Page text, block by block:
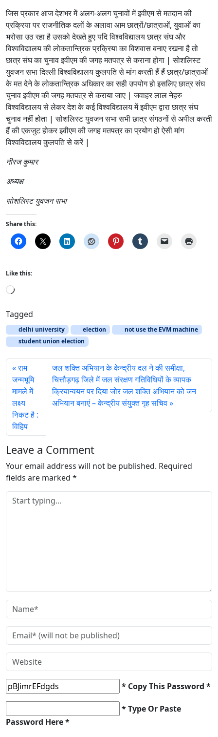
जिस प्रकार आज देशभर में अलग-अलग चुनावों में इवीएम से मतदान की
प्रक्रिया पर राजनीतिक दलों के अलावा आम छात्रों/छात्राओं, युवाओं का
भरोसा उठ रहा है उसको देखते हुए यदि विश्वविद्यालय छात्र संघ और
विश्वविद्यालय की लोकतान्त्रिक प्रक्रिया का विशवास बनाए रखना है तो
छात्र संघ का चुनाव इवीएम की जगह मतपत्र से कराना होगा | सोशलिस्ट
युवजन सभा दिल्ली विश्वविद्यालय कुलपति से मांग करती हैं हैं छात्र/छात्राओं
के मत देने के लोकतान्त्रिक अधिकार का सही उपयोग हो इसलिए छात्र संघ
चुनाव इवीएम की जगह मतपत्र से कराया जाए | जवाहर लाल नेहरु
विश्वविद्यालय से लेकर देश के कई विश्वविद्यालय में इवीएम द्वारा छात्र संघ
चुनाव नहीं होता | सोशलिस्ट युवजन सभा सभी छात्र संगठनों से अपील करती
हैं की एकजुट होकर इवीएम की जगह मतपत्र का प्रयोग हो ऐसी मांग
विश्वविद्यालय कुलपति से करें |
नीरज कुमार
अध्यक्ष
सोशलिस्ट युवजन सभा
Share this:
Like this:
L
a
d
i
n
g
…
Tagged
delhi university election
not use the EVM machine
student union election
राम
जन्मभूमि
मामले में
लक्ष्य
निकट है :
विहिप
जल शक्ति अभियान के केन्द्रीय दल ने की समीक्षा,
चित्तौड़गढ़ जिले में जल संरक्षण गतिविधियों के व्यापक
क्रियान्वयन पर दिया जोर जल शक्ति अभियान को जन
अभियान बनाएं – केन्द्रीय संयुक्त गृह सचिव
Leave a Comment
Your email address will not be published. Required
fields are marked *
* Copy This Password *
* Type Or Paste
Password Here *